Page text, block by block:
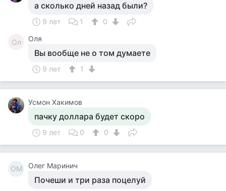
а сколько дней назад были?
9 лет 1 0
Ол Оля
Вы вообще не о том думаете
9 лет 1
Усмон Хакимов
пачку доллара будет скоро
9 лет 0 0
ОМ Олег Маринич
Почеши и три раза поцелуй